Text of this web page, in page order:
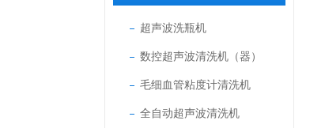
超声波洗瓶机
数控超声波清洗机（器）
毛细血管粘度计清洗机
全自动超声波清洗机